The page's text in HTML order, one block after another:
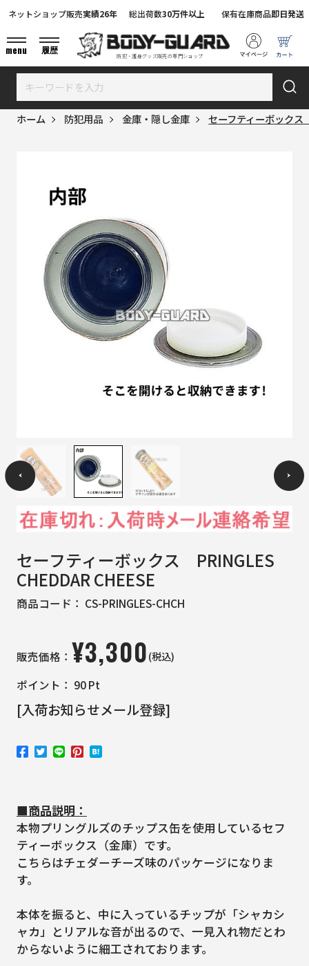
防犯・護身グッズ販売の専門ショップ
ネットショップ販売実績26年 総出荷数30万件以上 保有在庫商品即日発送
menu 履歴
ホーム 防犯用品 金庫・隠し金庫 セーフティーボックス
セーフティーボックス PRINGLES
CHEDDAR CHEESE
商品コード： CS-PRINGLES-CHCH
販売価格： ¥3,300(税込)
ポイント： 90Pt
[入荷お知らせメール登録]
■商品説明：
本物プリングルズのチップス缶を使用しているセフ
ティーボックス（金庫）です。
こちらはチェダーチーズ味のパッケージになりま
す。
本体を振ると、中に入っているチップが「シャカシ
ャカ」とリアルな音が出るので、一見入れ物だとわ
からないように細工されております。